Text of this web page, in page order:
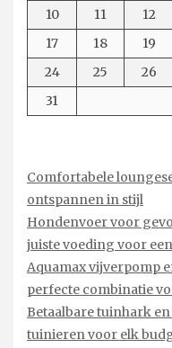
10
11 12
17
18 19
24
25 26
31
Comfortabele
ontspannen in stijl
Hondenvoer voor
juiste voeding voor
Aquamax vijverpomp
perfecte combinatie
Betaalbare tuinhark
tuinieren voor elk